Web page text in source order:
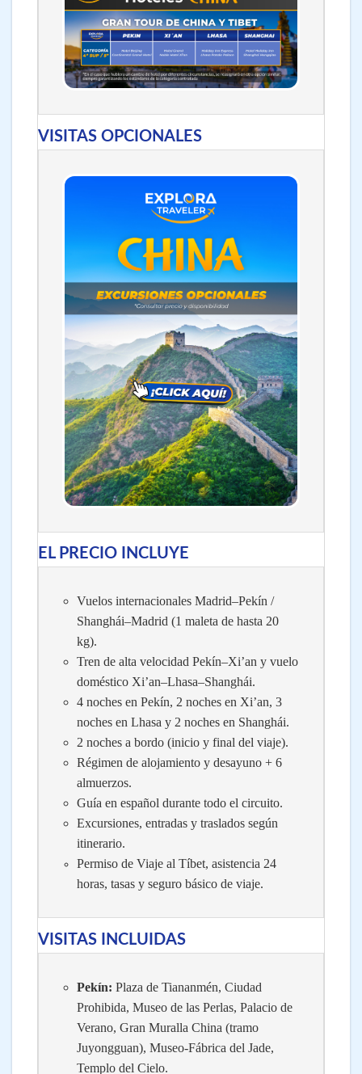
VISITAS OPCIONALES
EL PRECIO INCLUYE
Vuelos internacionales Madrid–Pekín /
Shanghái–Madrid (1 maleta de hasta 20
kg).
Tren de alta velocidad Pekín–Xi’an y vuelo
doméstico Xi’an–Lhasa–Shanghái.
4 noches en Pekín, 2 noches en Xi’an, 3
noches en Lhasa y 2 noches en Shanghái.
2 noches a bordo (inicio y final del viaje).
Régimen de alojamiento y desayuno + 6
almuerzos.
Guía en español durante todo el circuito.
Excursiones, entradas y traslados según
itinerario.
Permiso de Viaje al Tíbet, asistencia 24
horas, tasas y seguro básico de viaje.
VISITAS INCLUIDAS
Pekín: Plaza de Tiananmén, Ciudad
Prohibida, Museo de las Perlas, Palacio de
Verano, Gran Muralla China (tramo
Juyongguan), Museo-Fábrica del Jade,
Templo del Cielo.